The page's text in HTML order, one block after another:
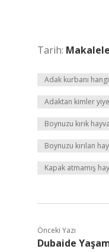
Tarih:
Adak kurbanı
Adaktan kimler
Boynuzu kırık
Boynuzu kırılan
Kapak atmamış
Önceki Yazı
Dubaide